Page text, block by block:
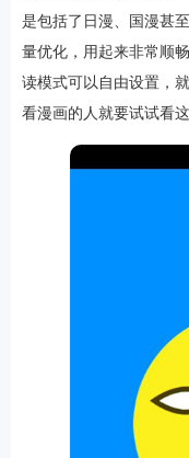
是包括了日漫、国漫甚
量优化，用起来非常顺
读模式可以自由设置，
看漫画的人就要试试看